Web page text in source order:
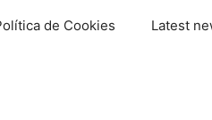
de Cookies Latest